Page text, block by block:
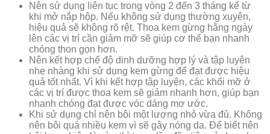
Nên sử dụng liên tục trong vòng 2 đến 3 tháng kể từ
khi mở nắp hộp. Nếu không sử dụng thường xuyên,
hiệu quả sẽ không rõ rệt. Thoa kem gừng hằng ngày
lên các vị trí cần giảm mỡ sẽ giúp cơ thể bạn nhanh
chóng thon gọn hơn.
Nên kết hợp chế độ dinh dưỡng hợp lý và tập luyện
nhẹ nhàng khi sử dụng kem gừng để đạt được hiệu
quả tốt nhất. Vì khi kết hợp tập luyện, các khối mỡ ở
các vị trí được thoa kem sẽ giảm nhanh hơn, giúp bạn
nhanh chóng đạt được vóc dáng mơ ước.
Khi sử dụng chỉ nên bôi một lượng nhỏ vừa đủ. Không
nên bôi quá nhiều kem vì sẽ gây nóng da. Để biết nên